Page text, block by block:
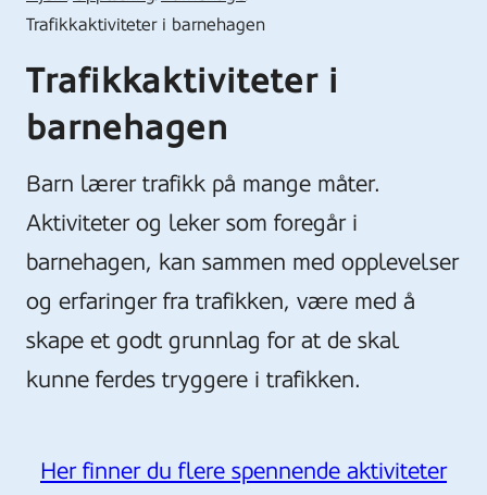
Trafikkaktiviteter i barnehagen
Trafikkaktiviteter i
barnehagen
Barn lærer trafikk på mange måter.
Aktiviteter og leker som foregår i
barnehagen, kan sammen med opplevelser
og erfaringer fra trafikken, være med å
skape et godt grunnlag for at de skal
kunne ferdes tryggere i trafikken.
Her finner du flere spennende aktiviteter